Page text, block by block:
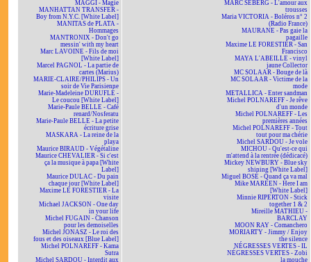
MAGGI - Magie
MANHATTAN TRANSFER -
Boy from N.Y.C. [White Label]
MANITAS de PLATA -
Hommages
MANTRONIX - Don't go
messin' with my heart
Marc LAVOINE - Fils de moi
[White Label]
Marcel PAGNOL - La partie de
cartes (Marius)
MARIE-CLAIRE/PHILIPS - Un
soir de Vie Parisienne
Marie-Madeleine DURUFLÉ -
Le coucou [White Label]
Marie-Paule BELLE - Café
renard/Nosferatu
Marie-Paule BELLE - La petite
écriture grise
MASKARA - La reine de la
playa
Maurice BIRAUD - Végétaline
Maurice CHEVALIER - Si c'est
ça la musique à papa [White
Label]
Maurice DULAC - Du pain
chaque jour [White Label]
Maxime LE FORESTIER - La
visite
Michael JACKSON - One day
in your life
Michel FUGAIN - Chanson
pour les demoiselles
Michel JONASZ - Le roi des
fous et des oiseaux [Blue Label]
Michel POLNAREFF - Kama
Sutra
Michel SARDOU - Interdit aux
MARC SEBERG - L'amour aux
trousses
Maria VICTORIA - Boléros n° 2
(Radio France)
MAURANE - Pas gaie la
pagaille
Maxime LE FORESTIER - San
Francisco
MAYA L'ABEILLE - vinyl
jaune Collector
MC SOLAAR - Bouge de là
MC SOLAAR - Victime de la
mode
METALLICA - Enter sandman
Michel POLNAREFF - Je rêve
d'un monde
Michel POLNAREFF - Les
premières années
Michel POLNAREFF - Tout
tout pour ma chérie
Michel SARDOU - Je vole
MICHOU - Qu'est-ce qui
m'attend à la rentrée (dédicacé)
Mickey NEWBURY - Blue sky
shining [White Label]
Miguel BOSÉ - Quand ça va mal
Mike MAREEN - Here I am
[White Label]
Minnie RIPERTON - Stick
together 1 & 2
Mireille MATHIEU -
BARCLAY
MOON RAY - Comanchero
MORIARTY - Jimmy / Enjoy
the silence
NÉGRESSES VERTES - IL
NÉGRESSES VERTES - Zobi
la mouche